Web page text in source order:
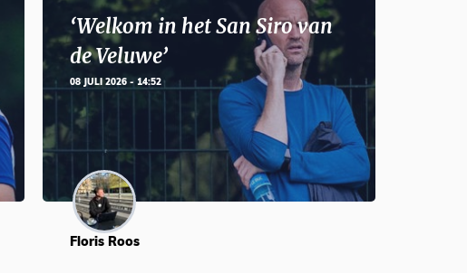
‘Welkom in het San Siro van
de Veluwe’
08 JULI 2026 - 14:52
Floris Roos